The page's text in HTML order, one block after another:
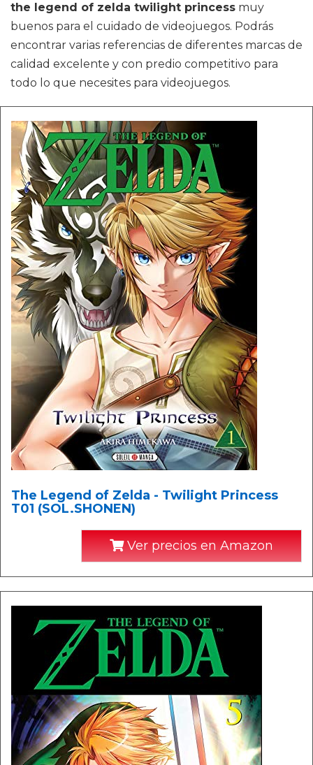
the legend of zelda twilight princess muy
buenos para el cuidado de videojuegos. Podrás
encontrar varias referencias de diferentes marcas de
calidad excelente y con predio competitivo para
todo lo que necesites para videojuegos.
The Legend of Zelda - Twilight Princess
T01 (SOL.SHONEN)
Ver precios en Amazon